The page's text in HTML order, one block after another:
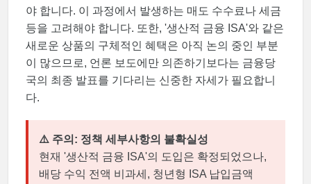
야 합니다. 이 과정에서 발생하는 매도 수수료나 세금
등을 고려해야 합니다. 또한, '생산적 금융 ISA'와 같은
새로운 상품의 구체적인 혜택은 아직 논의 중인 부분
이 많으므로, 언론 보도에만 의존하기보다는 금융당
국의 최종 발표를 기다리는 신중한 자세가 필요합니
다.
⚠️ 주의: 정책 세부사항의 불확실성
현재 '생산적 금융 ISA'의 도입은 확정되었으나,
배당 수익 전액 비과세, 청년형 ISA 납입금액